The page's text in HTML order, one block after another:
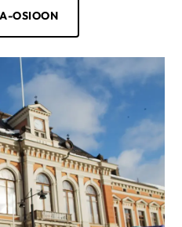
OSIOON